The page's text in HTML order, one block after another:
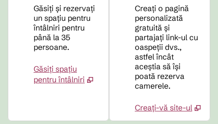
Găsiți și rezervați
un spațiu pentru
întâlniri pentru
până la 35
persoane.
Găsiți spațiu
pentru întâlniri
Creați o pagină
personalizată
gratuită și
partajați link-ul cu
oaspeții dvs.,
astfel încât
aceștia să își
poată rezerva
camerele.
Creați-vă site-ul